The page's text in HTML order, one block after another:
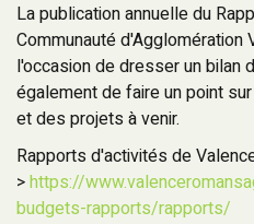
La publication annuelle du
Communauté d'Agglomération
l'occasion de dresser un bilan
également de faire un point
et des projets à venir.
Rapports d'activités de
>https://
budgets-rapports/rapports/